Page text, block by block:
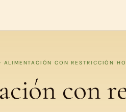
ALIMENTACIÓN CON RESTRICCIÓN
con